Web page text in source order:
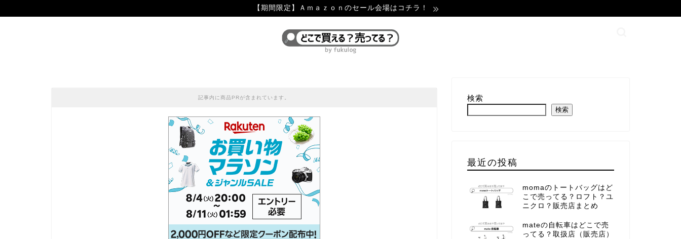
【期間限定】Ａｍａｚｏｎのセール会場はコチラ！
記事内に商品PRが含まれています。 検索
検索
最近の投稿
momaのトートバッグはど
こで売ってる？ロフト？ユ
ニクロ？販売店まとめ
mateの自転車はどこで売
ってる？取扱店（販売店）